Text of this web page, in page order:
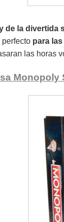
de la divertida
perfecto para
las horas
Monopoly